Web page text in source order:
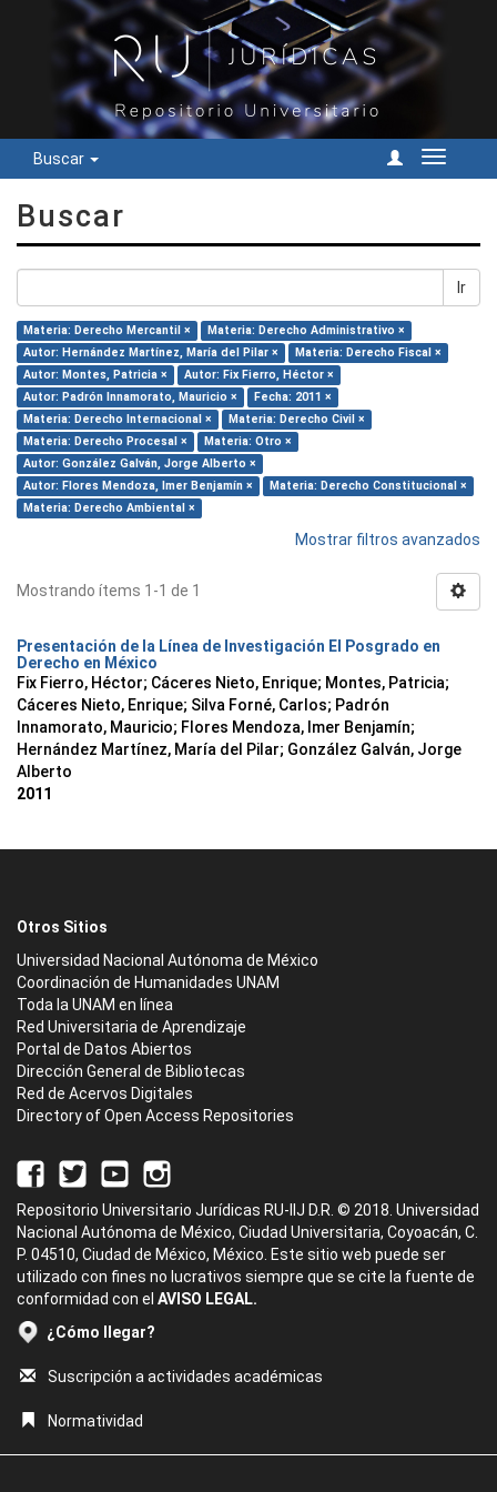
Buscar
Cambiar
Buscar
Ir
Materia: Derecho Mercantil ×
Materia: Derecho Administrativo ×
Autor: Hernández Martínez, María del Pilar ×
Materia: Derecho Fiscal ×
Autor: Montes, Patricia ×
Autor: Fix Fierro, Héctor ×
Autor: Padrón Innamorato, Mauricio ×
Fecha: 2011 ×
Materia: Derecho Internacional ×
Materia: Derecho Civil ×
Materia: Derecho Procesal ×
Materia: Otro ×
Autor: González Galván, Jorge Alberto ×
Autor: Flores Mendoza, Imer Benjamín ×
Materia: Derecho Constitucional ×
Materia: Derecho Ambiental ×
Mostrar filtros avanzados
Mostrando ítems 1-1 de 1
Presentación de la Línea de Investigación El Posgrado en
Derecho en México
Fix Fierro, Héctor; Cáceres Nieto, Enrique; Montes, Patricia;
Cáceres Nieto, Enrique; Silva Forné, Carlos; Padrón
Innamorato, Mauricio; Flores Mendoza, Imer Benjamín;
Hernández Martínez, María del Pilar; González Galván, Jorge
Alberto
2011
Otros Sitios
Universidad Nacional Autónoma de México
Coordinación de Humanidades UNAM
Toda la UNAM en línea
Red Universitaria de Aprendizaje
Portal de Datos Abiertos
Dirección General de Bibliotecas
Red de Acervos Digitales
Directory of Open Access Repositories
Repositorio Universitario Jurídicas RU-IIJ D.R. © 2018. Universidad
Nacional Autónoma de México, Ciudad Universitaria, Coyoacán, C.
P. 04510, Ciudad de México, México. Este sitio web puede ser
utilizado con fines no lucrativos siempre que se cite la fuente de
conformidad con el AVISO LEGAL.
¿Cómo llegar?
Suscripción a actividades académicas
Normatividad